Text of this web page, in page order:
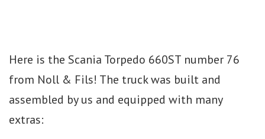
Here is the Scania Torpedo 660ST number 76
from Noll & Fils! The truck was built and
assembled by us and equipped with many
extras: